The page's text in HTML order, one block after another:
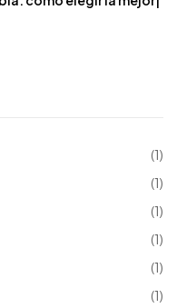
(1)
(1)
(1)
(1)
(1)
(1)